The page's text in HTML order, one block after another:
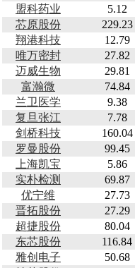
盟科药业
5.12
芯原股份
229.23
翔港科技
12.79
唯万密封
27.82
迈威生物
29.81
富瀚微
74.84
兰卫医学
9.38
复旦张江
7.78
剑桥科技
160.04
罗曼股份
99.45
上海凯宝
5.86
实朴检测
69.87
优宁维
27.73
晋拓股份
27.29
超捷股份
80.04
东芯股份
116.84
雅创电子
50.68